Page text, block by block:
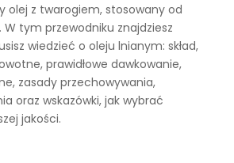
olej z twarogiem, stosowany od
W tym przewodniku znajdziesz
wiedzieć o oleju lnianym: skład,
prawidłowe dawkowanie,
zasady przechowywania,
oraz wskazówki, jak wybrać
jakości.